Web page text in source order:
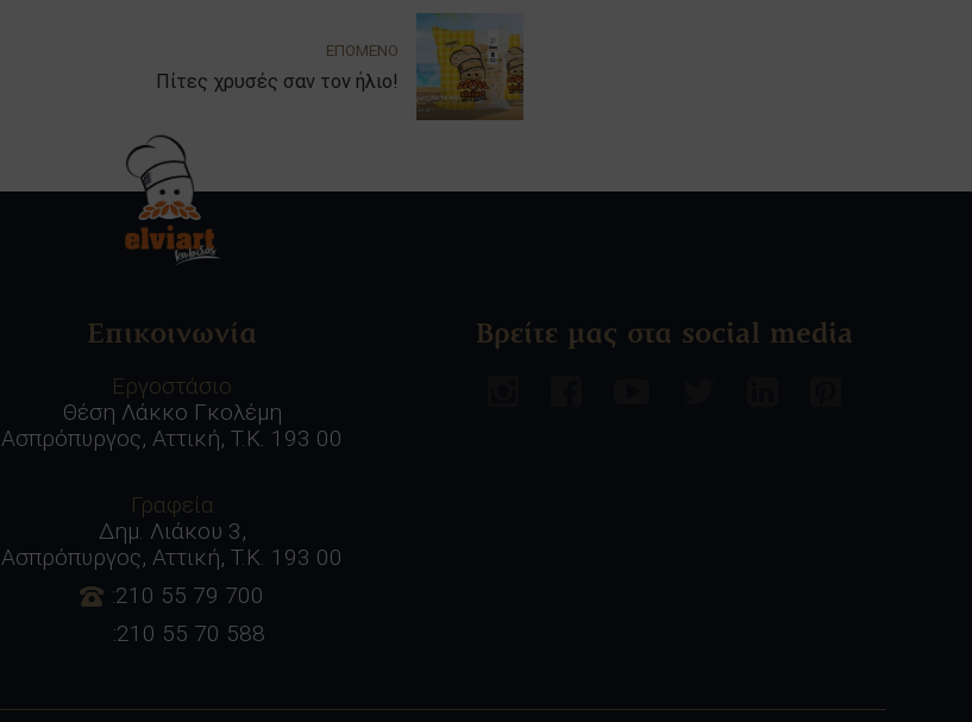
ΕΠΟΜΕΝΟ
Πίτες χρυσές σαν τον ήλιο!
Επικοινωνία
Εργοστάσιο
Θέση Λάκκο Γκολέμη
Ασπρόπυργος, Αττική, Τ.Κ. 193 00
Γραφεία
Δημ. Λιάκου 3,
Ασπρόπυργος, Αττική, Τ.Κ. 193 00
:210 55 79 700
:210 55 70 588
Βρείτε μας στα social media